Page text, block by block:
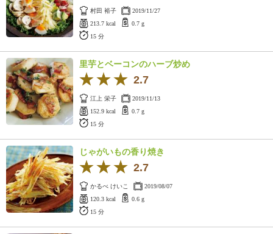
村田 裕子
2019/11/27
213.7 kcal
0.7 g
15 分
里芋とベーコンのハーブ炒め
2.7
江上 栄子
2019/11/13
152.9 kcal
0.7 g
15 分
じゃがいもの香り焼き
2.7
かるべ けいこ
2019/08/07
120.3 kcal
0.6 g
15 分